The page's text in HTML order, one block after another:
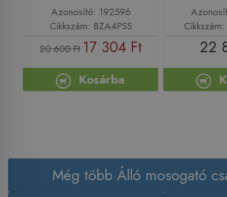
Azonosító: 192596
Cikkszám: BZA4PSS
20 600 Ft 17 304 Ft
Kosárba
22
Még több Álló mosogató